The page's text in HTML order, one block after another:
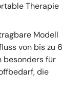
Therapie
Modell
von bis zu 6
besonders für
die